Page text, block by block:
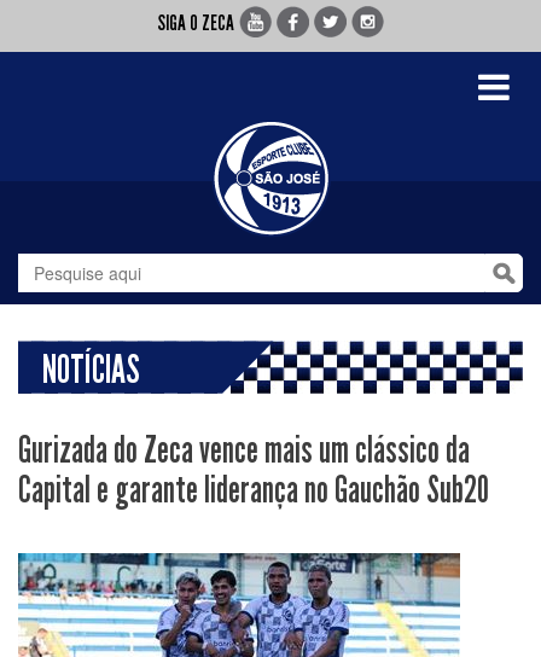
SIGA O ZECA
Toggle
NOTÍCIAS
Gurizada do Zeca vence mais um clássico da
Capital e garante liderança no Gauchão Sub20